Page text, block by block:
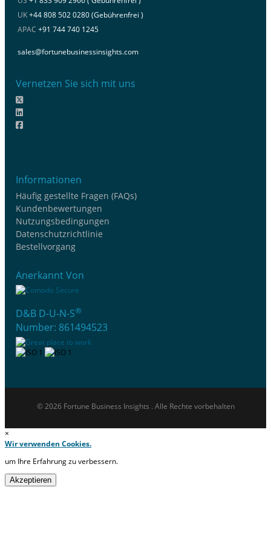
UK+44 808 502 0280 (Gebührenfrei )
APAC +91 744 740 1245
sales@fortunebusinessinsights.com
Vernetzen Sie sich mit uns
Informationen
Häufig gestellte Fragen (FAQs)
Kundenbewertungen
Nutzungsbedingungen
Datenschutzrichtlinie
Bestellvorgang
Anerkannt Von
D&B D-U-N-S®
Number: 861494523
© 2026 Fortune Business Insights . Alle Rechte vorbehalten
×
Wir verwenden Cookies.
um Ihre Erfahrung zu verbessern.
Akzeptieren